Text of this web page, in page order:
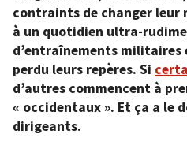
contraints de changer leur
à un quotidien ultra-
d’entraînements
perdu leurs repères. Si
d’autres commencent à
« occidentaux ». Et ça a le
dirigeants.